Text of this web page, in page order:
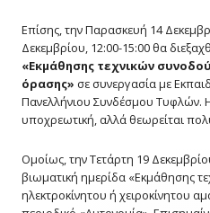
Επίσης, την Παρασκευή 14
Δεκεμβρίου, 12:00-15:00 θα
«Εκμάθησης τεχνικών
όρασης» σε συνεργασία με
Πανελλήνιου Συνδέσμου Τυφλών.
υποχρεωτική, αλλά θεωρείται
Ομοίως, την Τετάρτη 19
βιωματική ημερίδα «Εκμάθησης
ηλεκτροκίνητου ή χειροκίνητου